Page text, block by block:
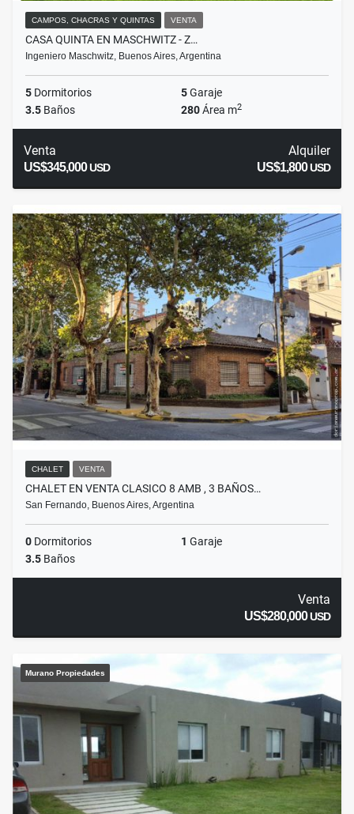
CAMPOS, CHACRAS Y QUINTAS VENTA
CASA QUINTA EN MASCHWITZ - Z…
Ingeniero Maschwitz, Buenos Aires, Argentina
5 Dormitorios 5Garaje
3.5 Baños 280Área m2
Venta
US$345,000USD
Alquiler
US$1,800USD
CHALET VENTA
CHALET EN VENTA CLASICO 8 AMB , 3 BAÑOS…
San Fernando, Buenos Aires, Argentina
0 Dormitorios 1 Garaje
3.5 Baños
Venta
US$280,000USD
Murano Propiedades